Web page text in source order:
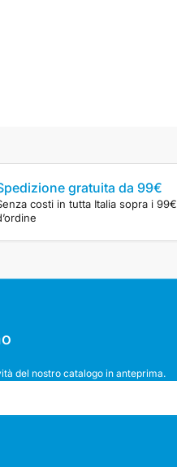
gratuita da 99€
costi in tutta Italia sopra i 99€
del nostro catalogo in anteprima.